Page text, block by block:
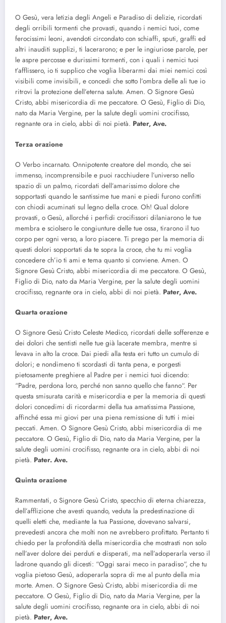
O Gesù, vera letizia degli Angeli e Paradiso di delizie, ricordati
degli orribili tormenti che provasti, quando i nemici tuoi, come
ferocissimi leoni, avendoti circondato con schiaffi, sputi, graffi ed
altri inauditi supplizi, ti lacerarono; e per le ingiuriose parole, per
le aspre percosse e durissimi tormenti, con i quali i nemici tuoi
t’afflissero, io ti supplico che voglia liberarmi dai miei nemici così
visibili come invisibili, e concedi che sotto l’ombra delle ali tue io
ritrovi la protezione dell’eterna salute. Amen. O Signore Gesù
Cristo, abbi misericordia di me peccatore. O Gesù, Figlio di Dio,
nato da Maria Vergine, per la salute degli uomini crocifisso,
regnante ora in cielo, abbi di noi pietà. Pater, Ave.
Terza orazione
O Verbo incarnato. Onnipotente creatore del mondo, che sei
immenso, incomprensibile e puoi racchiudere l’universo nello
spazio di un palmo, ricordati dell’amarissimo dolore che
sopportasti quando le santissime tue mani e piedi furono confitti
con chiodi acuminati sul legno della croce. Oh! Qual dolore
provasti, o Gesù, allorché i perfidi crocifissori dilaniarono le tue
membra e sciolsero le congiunture delle tue ossa, tirarono il tuo
corpo per ogni verso, a loro piacere. Ti prego per la memoria di
questi dolori sopportati da te sopra la croce, che tu mi voglia
concedere ch’io ti ami e tema quanto si conviene. Amen. O
Signore Gesù Cristo, abbi misericordia di me peccatore. O Gesù,
Figlio di Dio, nato da Maria Vergine, per la salute degli uomini
crocifisso, regnante ora in cielo, abbi di noi pietà. Pater, Ave.
Quarta orazione
O Signore Gesù Cristo Celeste Medico, ricordati delle sofferenze e
dei dolori che sentisti nelle tue già lacerate membra, mentre si
levava in alto la croce. Dai piedi alla testa eri tutto un cumulo di
dolori; e nondimeno ti scordasti di tanta pena, e porgesti
pietosamente preghiere al Padre per i nemici tuoi dicendo:
“Padre, perdona loro, perché non sanno quello che fanno“. Per
questa smisurata carità e misericordia e per la memoria di questi
dolori concedimi di ricordarmi della tua amatissima Passione,
affinché essa mi giovi per una piena remissione di tutti i miei
peccati. Amen. O Signore Gesù Cristo, abbi misericordia di me
peccatore. O Gesù, Figlio di Dio, nato da Maria Vergine, per la
salute degli uomini crocifisso, regnante ora in cielo, abbi di noi
pietà. Pater. Ave.
Quinta orazione
Rammentati, o Signore Gesù Cristo, specchio di eterna chiarezza,
dell’afflizione che avesti quando, veduta la predestinazione di
quelli eletti che, mediante la tua Passione, dovevano salvarsi,
prevedesti ancora che molti non ne avrebbero profittato. Pertanto ti
chiedo per la profondità della misericordia che mostrasti non solo
nell’aver dolore dei perduti e disperati, ma nell’adoperarla verso il
ladrone quando gli dicesti: “Oggi sarai meco in paradiso“, che tu
voglia pietoso Gesù, adoperarla sopra di me al punto della mia
morte. Amen. O Signore Gesù Cristo, abbi misericordia di me
peccatore. O Gesù, Figlio di Dio, nato da Maria Vergine, per la
salute degli uomini crocifisso, regnante ora in cielo, abbi di noi
pietà. Pater, Ave.